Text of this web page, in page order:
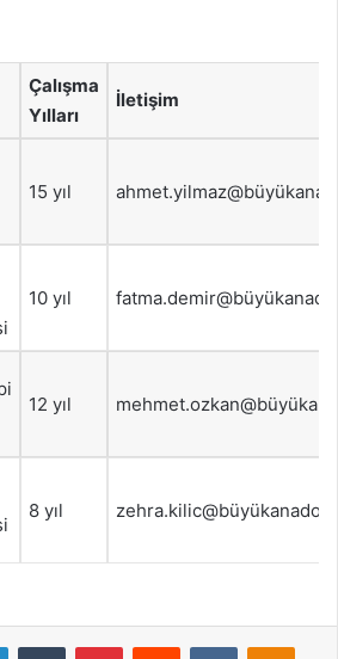
Çalışma
Yılları
İletişim
15 yıl
10 yıl
12 yıl
8 yıl
LinkedInTumblr PinterestReddit VKontakte